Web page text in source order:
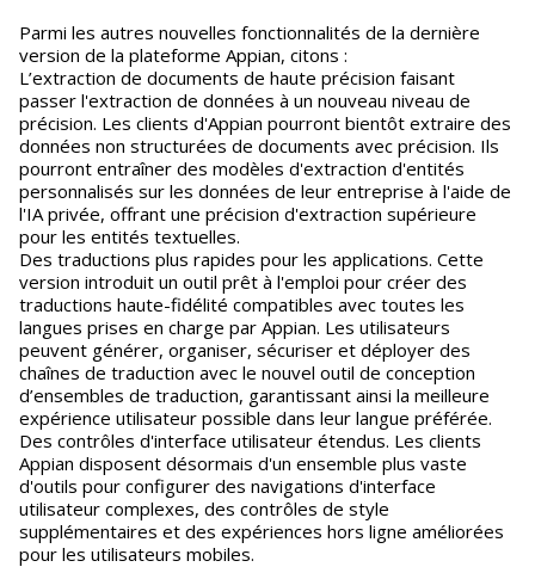
Parmi les autres nouvelles fonctionnalités de la dernière
version de la plateforme Appian, citons :
L’extraction de documents de haute précision faisant
passer l'extraction de données à un nouveau niveau de
précision. Les clients d'Appian pourront bientôt extraire des
données non structurées de documents avec précision. Ils
pourront entraîner des modèles d'extraction d'entités
personnalisés sur les données de leur entreprise à l'aide de
l'IA privée, offrant une précision d'extraction supérieure
pour les entités textuelles.
Des traductions plus rapides pour les applications. Cette
version introduit un outil prêt à l'emploi pour créer des
traductions haute-fidélité compatibles avec toutes les
langues prises en charge par Appian. Les utilisateurs
peuvent générer, organiser, sécuriser et déployer des
chaînes de traduction avec le nouvel outil de conception
d’ensembles de traduction, garantissant ainsi la meilleure
expérience utilisateur possible dans leur langue préférée.
Des contrôles d'interface utilisateur étendus. Les clients
Appian disposent désormais d'un ensemble plus vaste
d'outils pour configurer des navigations d'interface
utilisateur complexes, des contrôles de style
supplémentaires et des expériences hors ligne améliorées
pour les utilisateurs mobiles.